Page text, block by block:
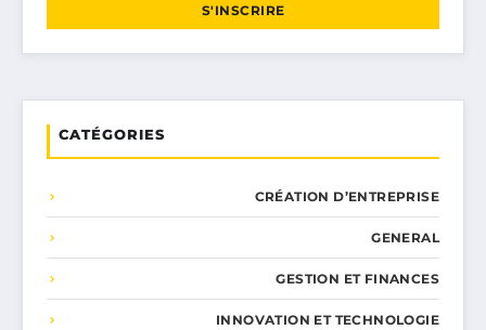
S'INSCRIRE
CATÉGORIES
CRÉATION D’ENTREPRISE
GENERAL
GESTION ET FINANCES
INNOVATION ET TECHNOLOGIE